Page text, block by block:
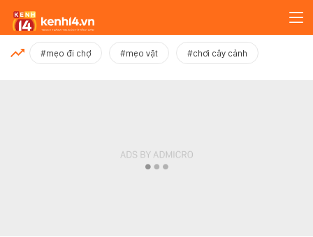
MỚI NHẤT
#mẹo đi chợ #mẹo vặt #chơi cây cảnh